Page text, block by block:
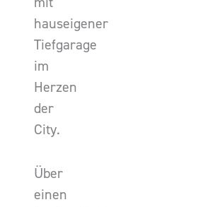
hauseigener
Tiefgarage
im
Herzen
der
City.
Über
einen